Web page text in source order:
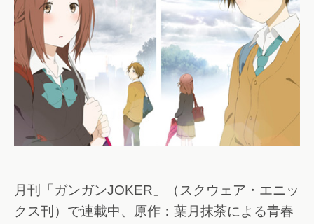
月刊「ガンガンJOKER」（スクウェア・エニッ
クス刊）で連載中、原作：葉月抹茶による青春